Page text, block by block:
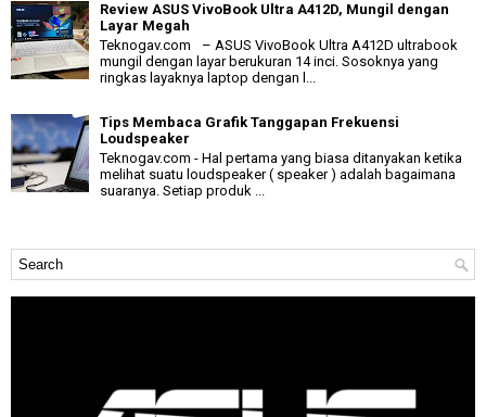
Review ASUS VivoBook Ultra A412D, Mungil dengan
Layar Megah
Teknogav.com – ASUS VivoBook Ultra A412D ultrabook
mungil dengan layar berukuran 14 inci. Sosoknya yang
ringkas layaknya laptop dengan l...
Tips Membaca Grafik Tanggapan Frekuensi
Loudspeaker
Teknogav.com - Hal pertama yang biasa ditanyakan ketika
melihat suatu loudspeaker ( speaker ) adalah bagaimana
suaranya. Setiap produk ...